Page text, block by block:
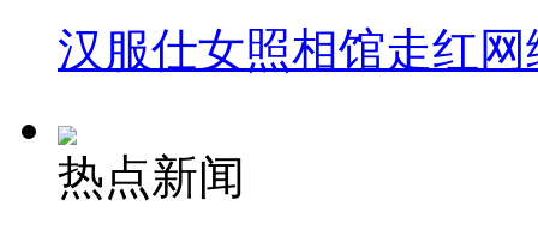
汉服仕女照相馆走红网
热点新闻